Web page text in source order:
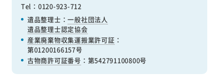
Tel：0120-923-712
遺品整理士：一般社団法人
遺品整理士認定協会
産業廃棄物収集運搬業許可証 ：
第01200166157号
古物商許可証番号 ：第542791100800号